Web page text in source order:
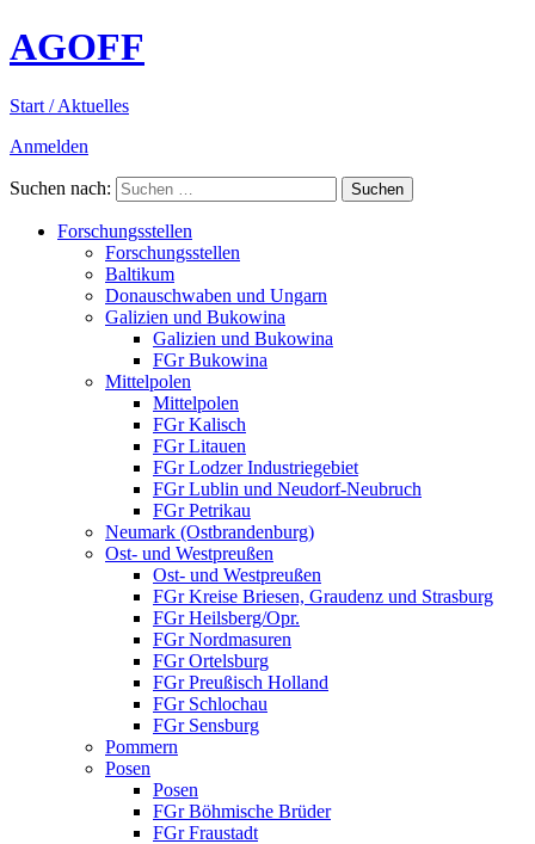
AGOFF
Start / Aktuelles
Anmelden
Suchen nach:
Forschungsstellen
Forschungsstellen
Baltikum
Donauschwaben und Ungarn
Galizien und Bukowina
Galizien und Bukowina
FGr Bukowina
Mittelpolen
Mittelpolen
FGr Kalisch
FGr Litauen
FGr Lodzer Industriegebiet
FGr Lublin und Neudorf-Neubruch
FGr Petrikau
Neumark (Ostbrandenburg)
Ost- und Westpreußen
Ost- und Westpreußen
FGr Kreise Briesen, Graudenz und Strasburg
FGr Heilsberg/Opr.
FGr Nordmasuren
FGr Ortelsburg
FGr Preußisch Holland
FGr Schlochau
FGr Sensburg
Pommern
Posen
Posen
FGr Böhmische Brüder
FGr Fraustadt